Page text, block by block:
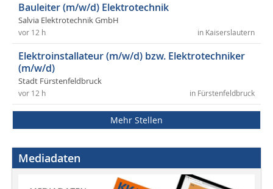
Bauleiter (m/w/d) Elektrotechnik
Salvia Elektrotechnik GmbH
in Kaiserslautern
vor 12 h
Elektroinstallateur (m/w/d) bzw. Elektrotechniker
(m/w/d)
Stadt Fürstenfeldbruck
in Fürstenfeldbruck
vor 12 h
Mehr Stellen
Mediadaten